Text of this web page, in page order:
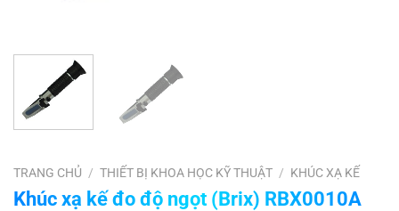
TRANG CHỦ / THIẾT BỊ KHOA HỌC KỸ THUẬT / KHÚC XẠ KẾ
Khúc xạ kế đo độ ngọt (Brix) RBX0010A